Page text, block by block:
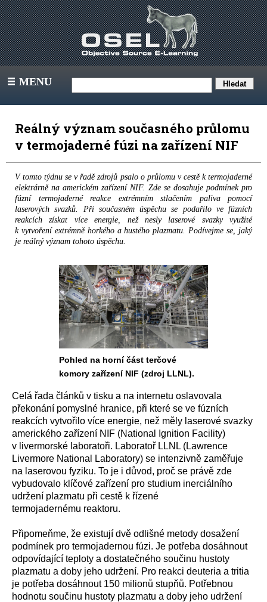
III MENU
Reálný význam současného průlomu
v termojaderné fúzi na zařízení NIF
V tomto týdnu se v řadě zdrojů psalo o průlomu v cestě k termojaderné
elektrárně na americkém zařízení NIF. Zde se dosahuje podmínek pro
fúzní termojaderné reakce extrémním stlačením paliva pomocí
laserových svazků. Při současném úspěchu se podařilo ve fúzních
reakcích získat více energie, než nesly laserové svazky využité
k vytvoření extrémně horkého a hustého plazmatu. Podívejme se, jaký
je reálný význam tohoto úspěchu.
Pohled na horní část terčové
komory zařízení NIF (zdroj LLNL).
Celá řada článků v tisku a na internetu oslavovala
překonání pomyslné hranice, při které se ve fúzních
reakcích vytvořilo více energie, než měly laserové svazky
amerického zařízení NIF (National Ignition Facility)
v livermorské laboratoři. Laboratoř LLNL (Lawrence
Livermore National Laboratory) se intenzivně zaměřuje
na laserovou fyziku. To je i důvod, proč se právě zde
vybudovalo klíčové zařízení pro studium inerciálního
udržení plazmatu při cestě k řízené
termojadernému reaktoru.
Připomeňme, že existují dvě odlišné metody dosažení
podmínek pro termojadernou fúzi. Je potřeba dosáhnout
odpovídající teploty a dostatečného součinu hustoty
plazmatu a doby jeho udržení. Pro reakci deuteria a tritia
je potřeba dosáhnout 150 milionů stupňů. Potřebnou
hodnotu součinu hustoty plazmatu a doby jeho udržení